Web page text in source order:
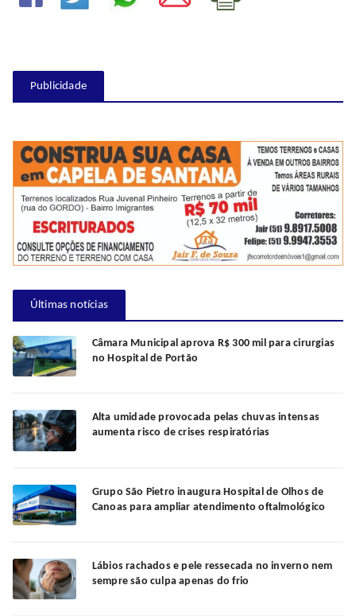
Publicidade
Últimas notícias
Câmara Municipal aprova R$ 300 mil para cirurgias
no Hospital de Portão
Alta umidade provocada pelas chuvas intensas
aumenta risco de crises respiratórias
Grupo São Pietro inaugura Hospital de Olhos de
Canoas para ampliar atendimento oftalmológico
Lábios rachados e pele ressecada no inverno nem
sempre são culpa apenas do frio